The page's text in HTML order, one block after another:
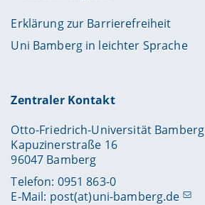
Erklärung zur Barrierefreiheit
Uni Bamberg in leichter Sprache
Zentraler Kontakt
Otto-Friedrich-Universität Bamberg
Kapuzinerstraße 16
96047 Bamberg
Telefon: 0951 863-0
E-Mail: post(at)uni-bamberg.de